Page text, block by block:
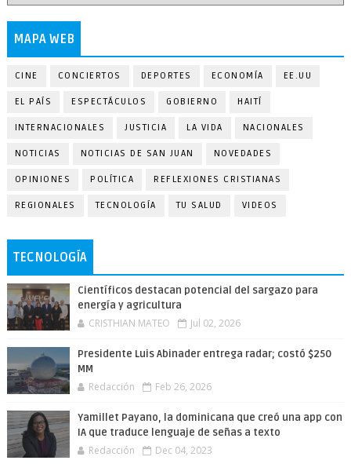
MAPA WEB
CINE CONCIERTOS DEPORTES ECONOMÍA EE.UU
EL PAÍS ESPECTÁCULOS GOBIERNO HAITÍ
INTERNACIONALES JUSTICIA LA VIDA NACIONALES
NOTICIAS NOTICIAS DE SAN JUAN NOVEDADES
OPINIONES POLÍTICA REFLEXIONES CRISTIANAS
REGIONALES TECNOLOGÍA TU SALUD VIDEOS
TECNOLOGÍA
Científicos destacan potencial del sargazo para
energía y agricultura
CRISTHIAN MATEO Jul 02, 2026
Presidente Luis Abinader entrega radar; costó $250
MM
Redacción Feb 26, 2026
Yamillet Payano, la dominicana que creó una app con
IA que traduce lenguaje de señas a texto
Redacción Dec 04, 2023